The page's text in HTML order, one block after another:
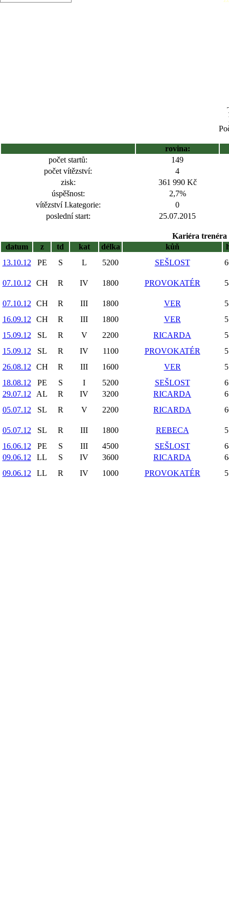
rovina:
počet startů:
149
počet vítězství:
4
zisk:
361 990 Kč
úspěšnost:
2,7%
vítězství I.kategorie:
0
poslední start:
25.07.2015
Kariéra trenéra
datum
z td kat délka kůň
13.10.12
PE S L 5200 SEŠLOST
07.10.12 CH R IV 1800 PROVOKATÉR
07.10.12 CH R III 1800 VER
16.09.12
CH R III 1800 VER
15.09.12
SL R V 2200 RICARDA
15.09.12
SL R IV 1100 PROVOKATÉR
26.08.12
CH R III 1600 VER
18.08.12
PE S I 5200 SEŠLOST
29.07.12
AL R IV 3200 RICARDA
05.07.12
SL R V 2200 RICARDA
05.07.12 SL R III 1800 REBECA
16.06.12
PE S III 4500 SEŠLOST
09.06.12
LL S IV 3600 RICARDA
09.06.12
LL R IV 1000 PROVOKATÉR